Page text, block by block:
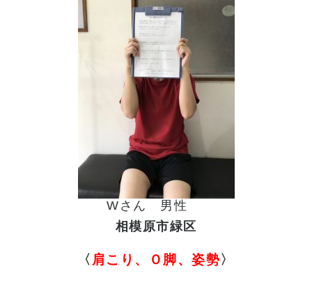
W さん 男性
相模原市緑区
〈 肩こり、Ｏ脚、姿勢〉